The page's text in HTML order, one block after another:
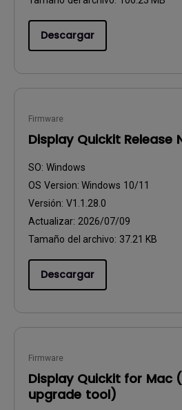
Descargar
Firmware
Display Quickit Release
SO: Windows
OS Version: Windows 10/11
Versión: V1.1.28.0
Actualizar: 2026/07/09
Tamaño del archivo: 37.21 KB
Descargar
Firmware
Display Quickit for Mac
upgrade tool)